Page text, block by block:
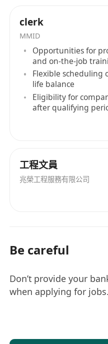
clerk
MMID
Opportunities for
and on-the-job
Flexible scheduling
life balance
Eligibility for
after qualifying
工程文員
兆榮工程服務有限公司
Be careful
Don’t provide your
when applying for jobs.